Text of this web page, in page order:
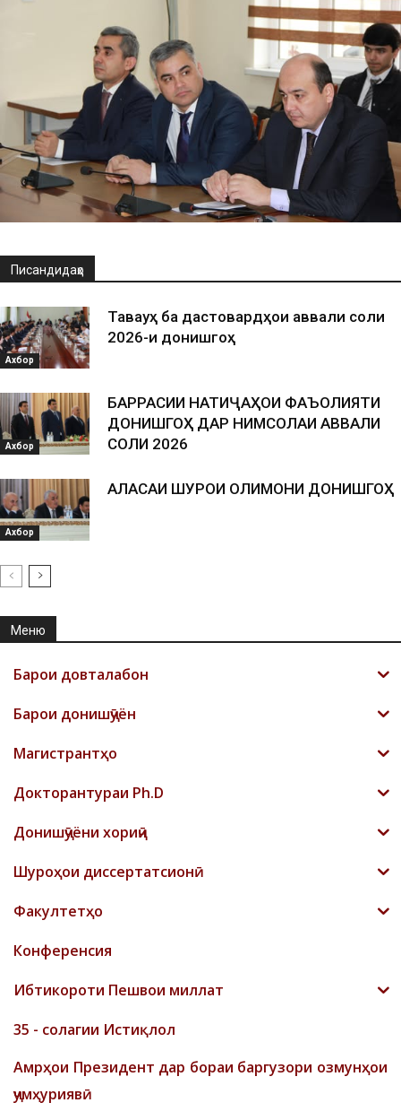
Писандидаҳо
Ахбор
Таваҷҷуҳ ба дастовардҳои аввали соли
2026-и донишгоҳ
Ахбор
БАРРАСИИ НАТИҶАҲОИ ФАЪОЛИЯТИ
ДОНИШГОҲ ДАР НИМСОЛАИ АВВАЛИ
СОЛИ 2026
Ахбор
АЛАСАИ ШУРОИ ОЛИМОНИ ДОНИШГОҲ
Меню
Барои довталабон
Барои донишҷӯён
Магистрантҳо
Докторантураи Ph.D
Донишҷӯёни хориҷӣ
Шyроҳои диссертатсионӣ
Факултетҳо
Конференсия
Ибтикороти Пешвои миллат
35 - солагии Истиқлол
Амрҳои Президент дар бораи баргузори озмунҳои
ҷумҳуриявӣ